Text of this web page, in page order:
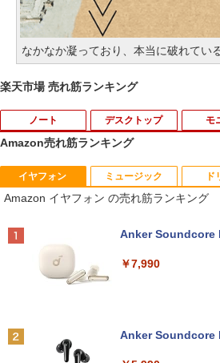
なかなか凝っており、本当に破れてい
楽天市場 売れ筋ランキング
ノート
1
【期間限定破格
in11搭載 パソコ
付き 初心者向け
メモリ4GB～ 高
新で在庫処分
デスクトップ
1
【Dell Core-i7 &
ット】intel Core
B、SSD:選択可
学ドライブ/
e/HDMI/デスクト
モ
1
NEC LCD-
LED液晶モニタ
非光沢 IPSパネ
080 フルHD
スプレイ
1
ちいかわ なんか
（4） （ワイド
￥1,210
￥1,210
Amazon売れ筋ランキング
イヤフォン
Amazon イヤフォン の売れ筋ランキング
Anker Soundcore
￥7,990
Anker Soundcore
ミュージック ド